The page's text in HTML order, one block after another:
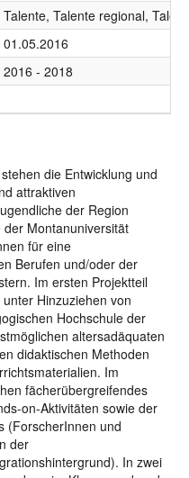
Talente, Talente regional,
01.05.2016
2016 - 2018
die Entwicklung und
attraktiven
der Region
Montanuniversität
für eine
Berufen und/oder der
Im ersten Projektteil
Hinzuziehen von
Hochschule der
altersadäquaten
didaktischen Methoden
Im
fächerübergreifendes
on-Aktivitäten sowie der
(ForscherInnen und
der
In zwei